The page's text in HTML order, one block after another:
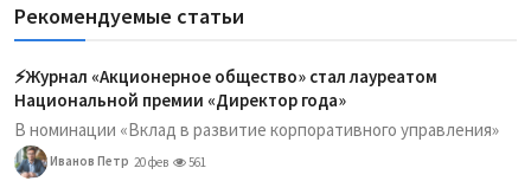
Рекомендуемые статьи
⚡️Журнал «Акционерное общество» стал лауреатом
Национальной премии «Директор года»
В номинации «Вклад в развитие корпоративного управления»
Иванов Петр 20 фев 561